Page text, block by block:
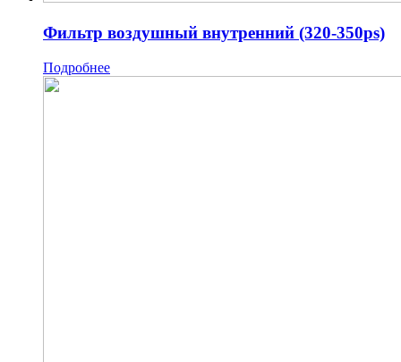
Фильтр воздушный внутренний (320-350ps)
Подробнее